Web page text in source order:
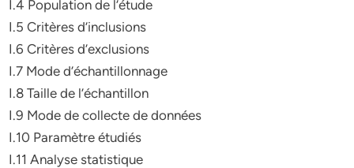
I.4 Population de l’étude
I.5 Critères d’inclusions
I.6 Critères d’exclusions
I.7 Mode d’échantillonnage
I.8 Taille de l’échantillon
I.9 Mode de collecte de données
I.10 Paramètre étudiés
I.11 Analyse statistique